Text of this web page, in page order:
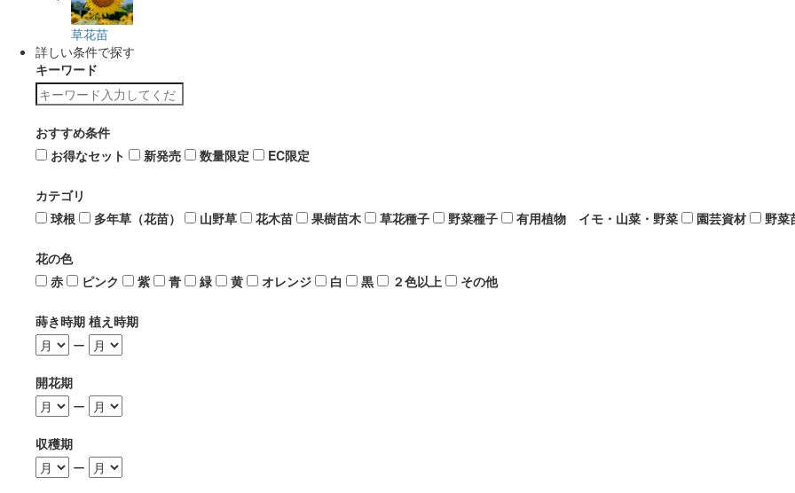
草花苗
詳しい条件で探す
キーワード
おすすめ条件
お得なセット
新発売 数量限定 EC限定
カテゴリ
球根
多年草（花苗） 山野草 花木苗 果樹苗木 草花種子 野菜種子 有用植物 イモ・山菜・野菜 園芸資材 野菜
花の色
赤
ピンク 紫 青 緑 黄 オレンジ 白 黒 ２色以上 その他
蒔き時期 植え時期
ー
開花期
ー
収穫期
ー